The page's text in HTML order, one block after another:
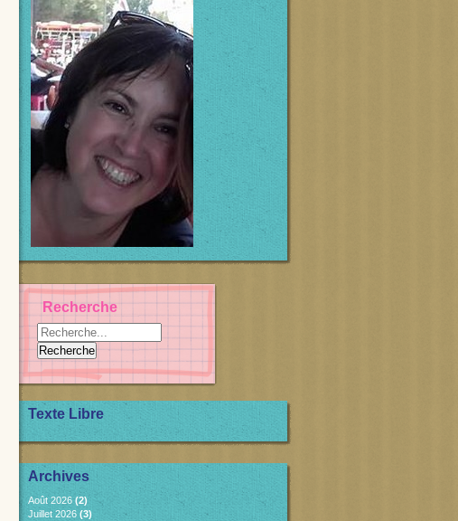
Recherche
Texte Libre
Archives
Août 2026(2)
Juillet 2026 (3)